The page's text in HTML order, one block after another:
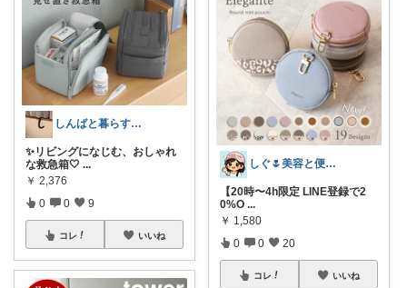
しんばと暮らす日々
✨リビングになじむ、おしゃれ
な救急箱🤍 ...
￥ 2,376
0 0 9
コレ いいね
しぐ🌷美容と便利な小物🍀
【20時〜4h限定 LINE登録で2
0%O ...
￥ 1,580
0 0 20
コレ いいね